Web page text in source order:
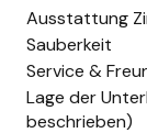
Ausstattung
Sauberkeit
Service &
Lage der
beschrieben)